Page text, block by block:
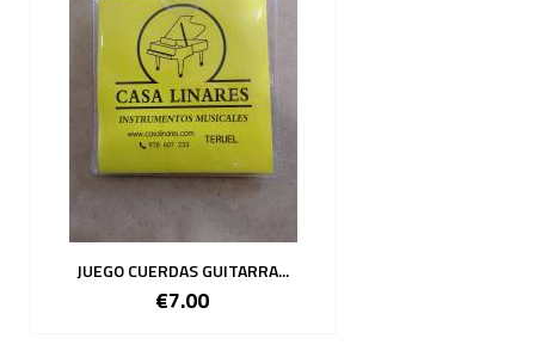
JUEGO CUERDAS GUITARRA...
€7.00